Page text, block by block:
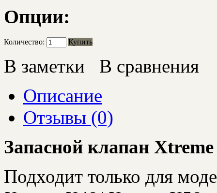
Опции:
Количество: Купить
В заметки
В сравнения
Описание
Отзывы (0)
Запасной клапан Xtreme
Подходит только для